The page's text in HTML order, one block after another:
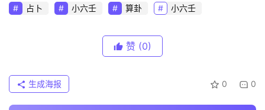
占卜 小六壬 算卦 小六壬
赞 (0)
0 0
生成海报